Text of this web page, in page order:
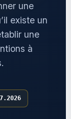
une
existe un
une
à